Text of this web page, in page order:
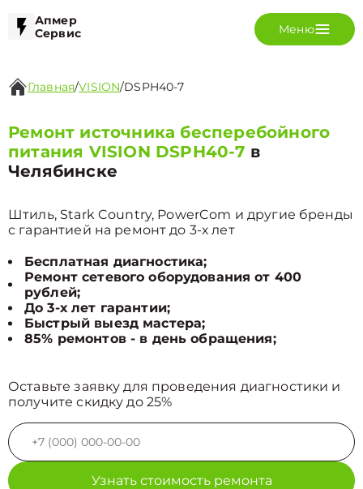
Апмер
Сервис
Меню
Главная/VISION/DSPH40-7
Ремонт источника бесперебойного
питания VISION DSPH40-7 в
Челябинске
Штиль, Stark Country, PowerCom и другие бренды
с гарантией на ремонт до 3-х лет
Бесплатная диагностика;
Ремонт сетевого оборудования от 400
рублей;
До 3-х лет гарантии;
Быстрый выезд мастера;
85% ремонтов - в день обращения;
Оставьте заявку для проведения диагностики и
получите скидку до 25%
Узнать стоимость ремонта